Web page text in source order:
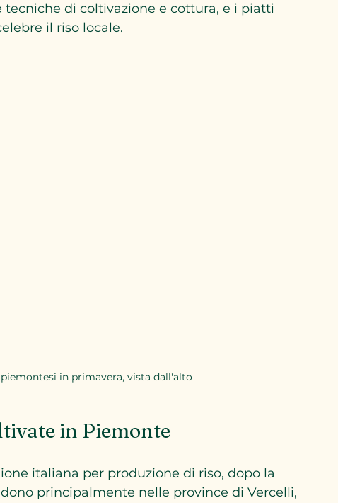
di coltivazione e cottura, e i piatti
il riso locale.
piemontesi in primavera, vista dall'alto
in Piemonte
italiana per produzione di riso, dopo la
principalmente nelle province di Vercelli,